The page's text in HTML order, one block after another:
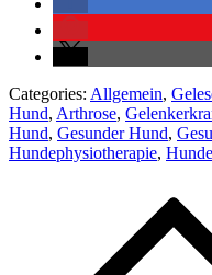
Categories: Allgemein,
Hund, Arthrose,
Hund, Gesunder Hund,
Hundephysiotherapie,